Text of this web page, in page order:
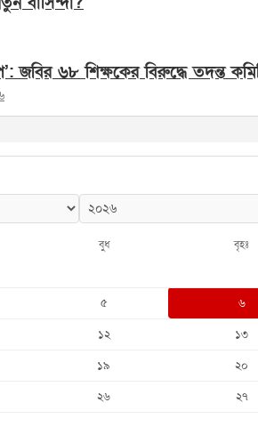
জবির ৬৮ শিক্ষকের বিরুদ্ধে তদন্ত
বুধ বৃহঃ
৫ ৬
১২ ১৩
১৯ ২০
২৬ ২৭